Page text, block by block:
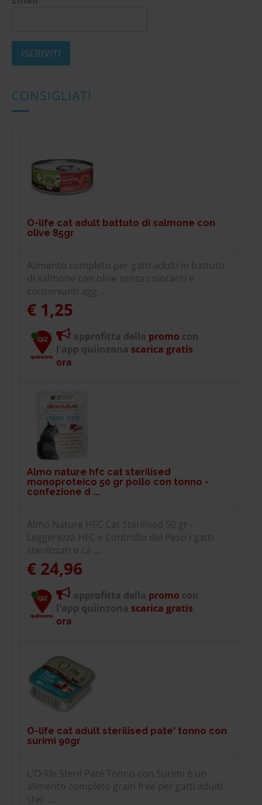
CONSIGLIATI
O-life cat adult battuto di salmone con
olive 85gr
Alimento completo per gatti adulti in battuto
di salmone con olive senza coloranti e
conservanti agg ...
€ 1,25
approfitta della promo con
l'app quiinzona scarica gratis
ora
Almo nature hfc cat sterilised
monoproteico 50 gr pollo con tonno -
confezione d ...
Almo Nature HFC Cat Sterilised 50 gr -
Leggerezza HFC e Controllo del Peso I gatti
sterilizzati o ca ...
€ 24,96
approfitta della promo con
l'app quiinzona scarica gratis
ora
O-life cat adult sterilised pate' tonno con
surimi 90gr
L'O-life Steril Paté Tonno con Surimi è un
alimento completo grain free per gatti adulti
ster ...